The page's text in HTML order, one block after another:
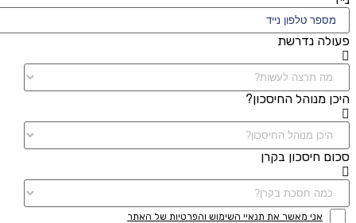
פעולה נדרשת
היכן מנוהל החיסכון?
סכום חיסכון בקרן
אני מאשר את תנאיי השימוש והפרטיות של האתר